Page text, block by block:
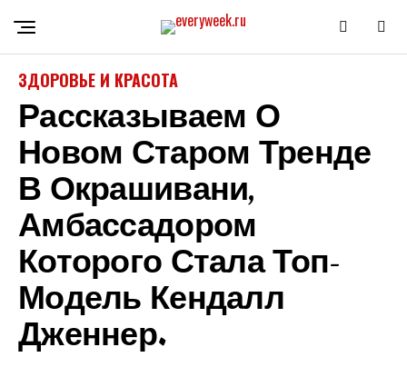
ЗДОРОВЬЕ И КРАСОТА
Рассказываем О
Новом Старом Тренде
В Окрашивани,
Амбассадором
Которого Стала Топ-
Модель Кендалл
Дженнер.